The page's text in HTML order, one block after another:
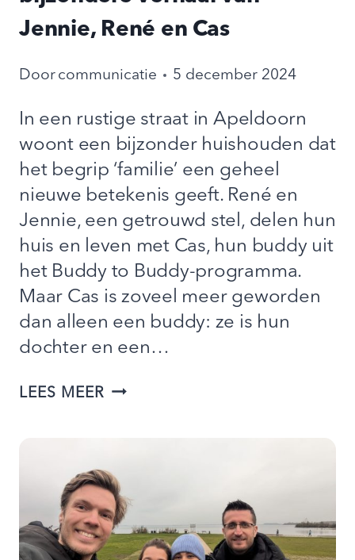
Jennie, René en Cas
Door communicatie 5 december 2024
In een rustige straat in Apeldoorn
woont een bijzonder huishouden dat
het begrip ‘familie’ een geheel
nieuwe betekenis geeft. René en
Jennie, een getrouwd stel, delen hun
huis en leven met Cas, hun buddy uit
het Buddy to Buddy-programma.
Maar Cas is zoveel meer geworden
dan alleen een buddy: ze is hun
dochter en een…
LEES MEEREEN
HET
BIJZONDERE
VERHAAL
VAN